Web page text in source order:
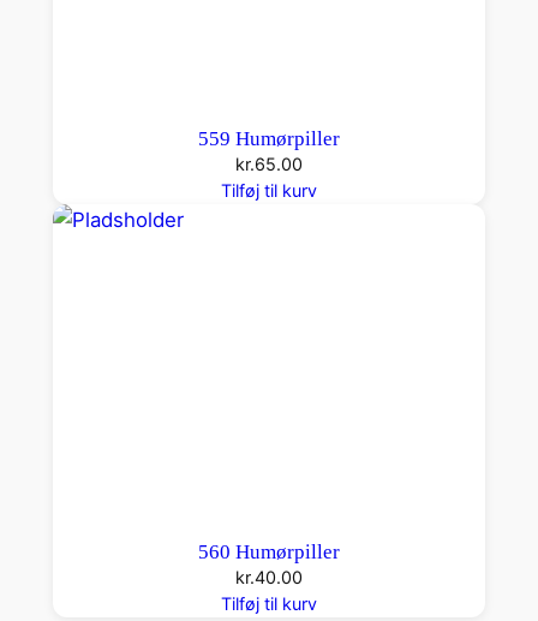
559 Humørpiller
kr.65.00
Tilføj til kurv
560 Humørpiller
kr.40.00
Tilføj til kurv